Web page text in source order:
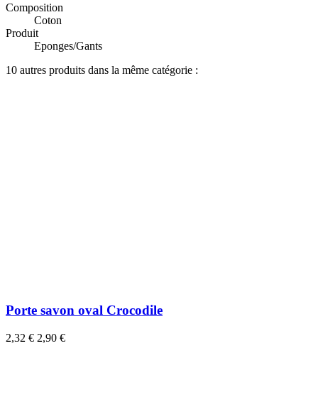
Composition
Coton
Produit
Eponges/Gants
10 autres produits dans la même catégorie :
Porte savon oval Crocodile
2,32 € 2,90 €